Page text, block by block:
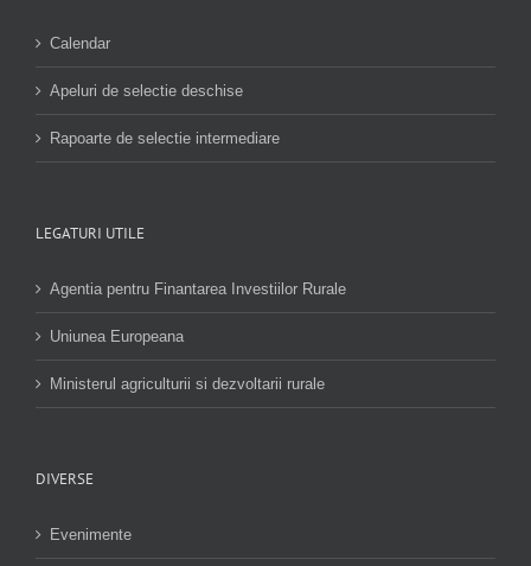
Calendar
Apeluri de selectie deschise
Rapoarte de selectie intermediare
LEGATURI UTILE
Agentia pentru Finantarea Investiilor Rurale
Uniunea Europeana
Ministerul agriculturii si dezvoltarii rurale
DIVERSE
Evenimente